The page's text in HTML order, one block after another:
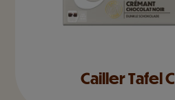
Cailler Tafel